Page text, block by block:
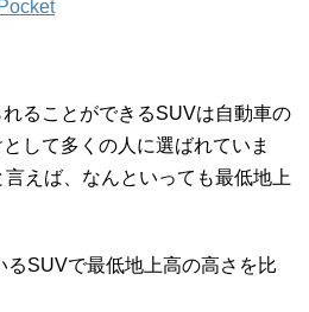
Pocket
ることができるSUVは自動車の
して多くの人に選ばれていま
えば、なんといっても最低地上
るSUVで最低地上高の高さを比